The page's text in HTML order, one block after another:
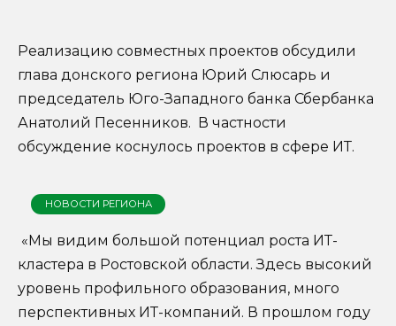
Реализацию совместных проектов обсудили
глава донского региона Юрий Слюсарь и
председатель Юго-Западного банка Сбербанка
Анатолий Песенников. В частности
обсуждение коснулось проектов в сфере ИТ.
НОВОСТИ РЕГИОНА
«Мы видим большой потенциал роста ИТ-
кластера в Ростовской области. Здесь высокий
уровень профильного образования, много
перспективных ИТ-компаний. В прошлом году